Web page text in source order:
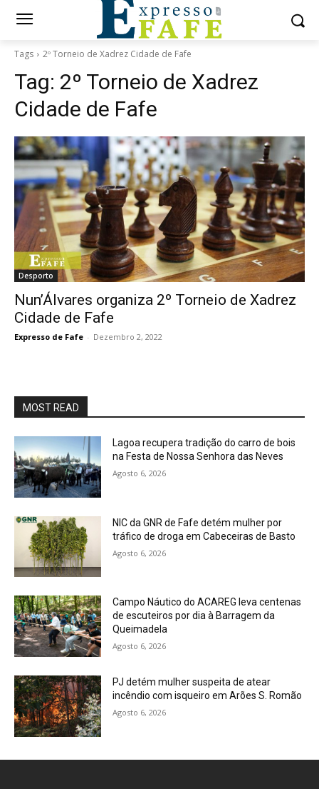
Tags 2º Torneio de Xadrez Cidade de Fafe
Tag: 2º Torneio de Xadrez
Cidade de Fafe
Desporto
Nun’Álvares organiza 2º Torneio de Xadrez
Cidade de Fafe
Expresso de Fafe - Dezembro 2, 2022
MOST READ
Lagoa recupera tradição do carro de bois
na Festa de Nossa Senhora das Neves
Agosto 6, 2026
NIC da GNR de Fafe detém mulher por
tráfico de droga em Cabeceiras de Basto
Agosto 6, 2026
Campo Náutico do ACAREG leva centenas
de escuteiros por dia à Barragem da
Queimadela
Agosto 6, 2026
PJ detém mulher suspeita de atear
incêndio com isqueiro em Arões S. Romão
Agosto 6, 2026